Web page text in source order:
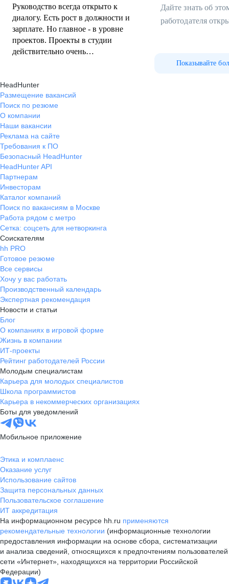
Руководство всегда открыто к
диалогу. Есть рост в должности и
зарплате. Но главное - в уровне
проектов. Проекты в студии
действительно очень
переработками. Это минус, но я не
верю, что где-то иначе. А где по-
другому, однозначно не такой
большой рост. По переработкам
можно договориться. Коллектив
хороший, эйчар супер. Очень
нравились пятничные планерки,
где все рассказывали о своих
проектах, делились новостями и
тд. Есть один день удаленки. И
еще есть классные командировки и
приглашения на мероприятия
Дайте знать об
работодателя
Показывайте
HeadHunter
Размещение вакансий
Поиск по резюме
О компании
Наши вакансии
Реклама на сайте
Требования к ПО
Безопасный HeadHunter
HeadHunter API
Партнерам
Инвесторам
Каталог компаний
Поиск по вакансиям в Москве
Работа рядом с метро
Сетка: соцсеть для нетворкинга
Соискателям
hh PRO
Готовое резюме
Все сервисы
Хочу у вас работать
Производственный календарь
Экспертная рекомендация
Новости и статьи
Блог
О компаниях в игровой форме
Жизнь в компании
ИТ-проекты
Рейтинг работодателей России
Молодым специалистам
Карьера для молодых специалистов
Школа программистов
Карьера в некоммерческих организациях
Боты для уведомлений
Мобильное приложение
Этика и комплаенс
Оказание услуг
Использование сайтов
Защита персональных данных
Пользовательское соглашение
ИТ аккредитация
На информационном ресурсе hh.ru применяются
рекомендательные технологии (информационные технологии
предоставления информации на основе сбора, систематизации
и анализа сведений, относящихся к предпочтениям пользователей
сети «Интернет», находящихся на территории Российской
Федерации)